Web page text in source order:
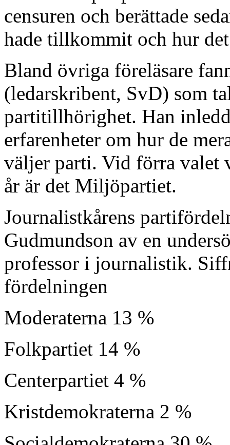
censuren och berättade
hade tillkommit och hur
Bland övriga föreläsare
(ledarskribent, SvD) som
partitillhörighet. Han
erfarenheter om hur de
väljer parti. Vid förra valet
år är det Miljöpartiet.
Journalistkårens
Gudmundson av en
professor i journalistik.
fördelningen
Moderaterna 13 %
Folkpartiet 14 %
Centerpartiet 4 %
Kristdemokraterna 2 %